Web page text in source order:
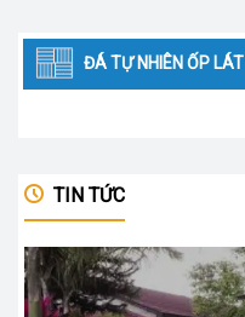
ĐÁ TỰ NHIÊN ỐP LÁT
TIN TỨC